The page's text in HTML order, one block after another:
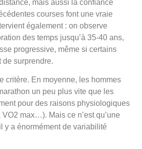
mais aussi la confiance
courses font une vraie
également : on observe
des temps jusqu’à 35-40 ans,
progressive, même si certains
de surprendre.
critère. En moyenne, les hommes
un peu plus vite que les
pour des raisons physiologiques
max…). Mais ce n’est qu’une
y a énormément de variabilité